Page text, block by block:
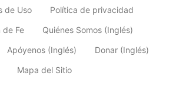
de Uso
Política de privacidad
de Fe
Quiénes Somos (Inglés)
Apóyenos (Inglés)
Donar (Inglés)
Mapa del Sitio